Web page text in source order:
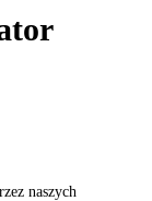
naszych